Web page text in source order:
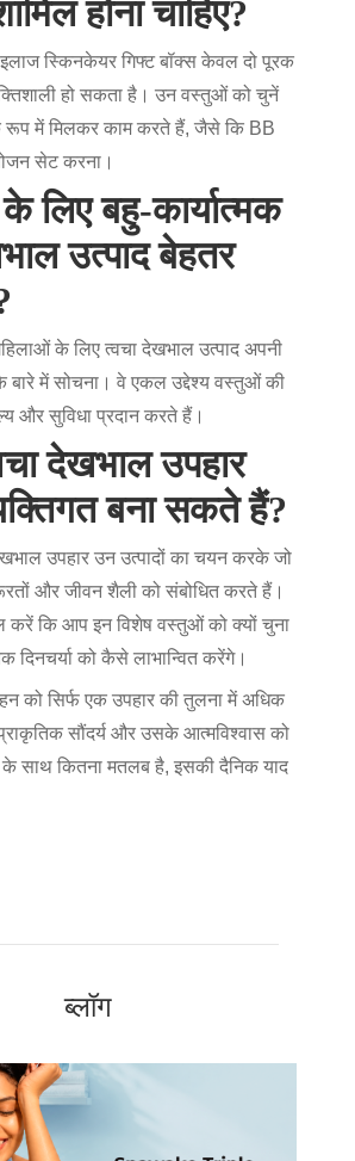
होना चाहिए?
स्किनकेयर गिफ्ट बॉक्स केवल दो पूरक
हो सकता है। उन वस्तुओं को चुनें
रूप में मिलकर काम करते हैं, जैसे कि BB
सेट करना।
लिए बहु-कार्यात्मक
उत्पाद बेहतर
के लिए त्वचा देखभाल उत्पाद अपनी
बारे में सोचना। वे एकल उद्देश्य वस्तुओं की
और सुविधा प्रदान करते हैं।
देखभाल उपहार
बना सकते हैं?
उपहार उन उत्पादों का चयन करके जो
और जीवन शैली को संबोधित करते हैं।
करें कि आप इन विशेष वस्तुओं को क्यों चुना
दिनचर्या को कैसे लाभान्वित करेंगे।
को सिर्फ एक उपहार की तुलना में अधिक
सौंदर्य और उसके आत्मविश्वास को
के साथ कितना मतलब है, इसकी दैनिक याद
ब्लॉग